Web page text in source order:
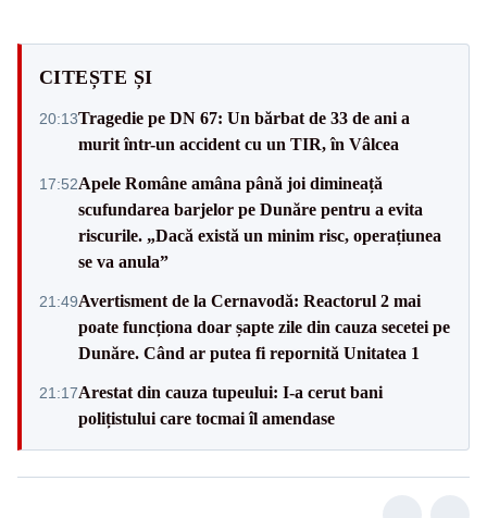
CITEȘTE ȘI
20:13Tragedie pe DN 67: Un bărbat de 33 de ani a
murit într-un accident cu un TIR, în Vâlcea
17:52Apele Române amâna până joi dimineață
scufundarea barjelor pe Dunăre pentru a evita
riscurile. „Dacă există un minim risc, operațiunea
se va anula”
21:49Avertisment de la Cernavodă: Reactorul 2 mai
poate funcționa doar șapte zile din cauza secetei pe
Dunăre. Când ar putea fi repornită Unitatea 1
21:17Arestat din cauza tupeului: I-a cerut bani
polițistului care tocmai îl amendase